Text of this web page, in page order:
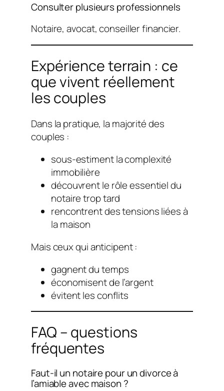
Consulter plusieurs professionnels
Notaire, avocat, conseiller financier.
Expérience terrain : ce
que vivent réellement
les couples
Dans la pratique, la majorité des
couples :
sous-estiment la complexité
immobilière
découvrent le rôle essentiel du
notaire trop tard
rencontrent des tensions liées à
la maison
Mais ceux qui anticipent :
gagnent du temps
économisent de l’argent
évitent les conflits
FAQ – questions
fréquentes
Faut-il un notaire pour un divorce à
l’amiable avec maison ?